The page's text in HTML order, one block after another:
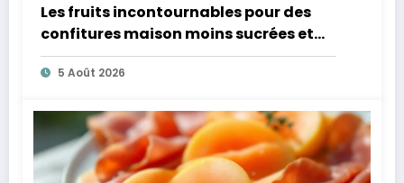
Les fruits incontournables pour des
confitures maison moins sucrées et
plus légères
5 Août 2026